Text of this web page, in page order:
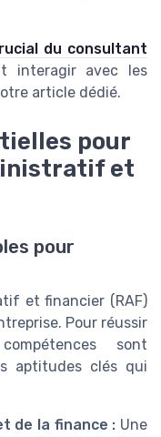
du consultant
interagir avec les
article dédié.
pour
et
pour
et financier (RAF)
Pour réussir
sont
aptitudes clés qui
de la finance : Une